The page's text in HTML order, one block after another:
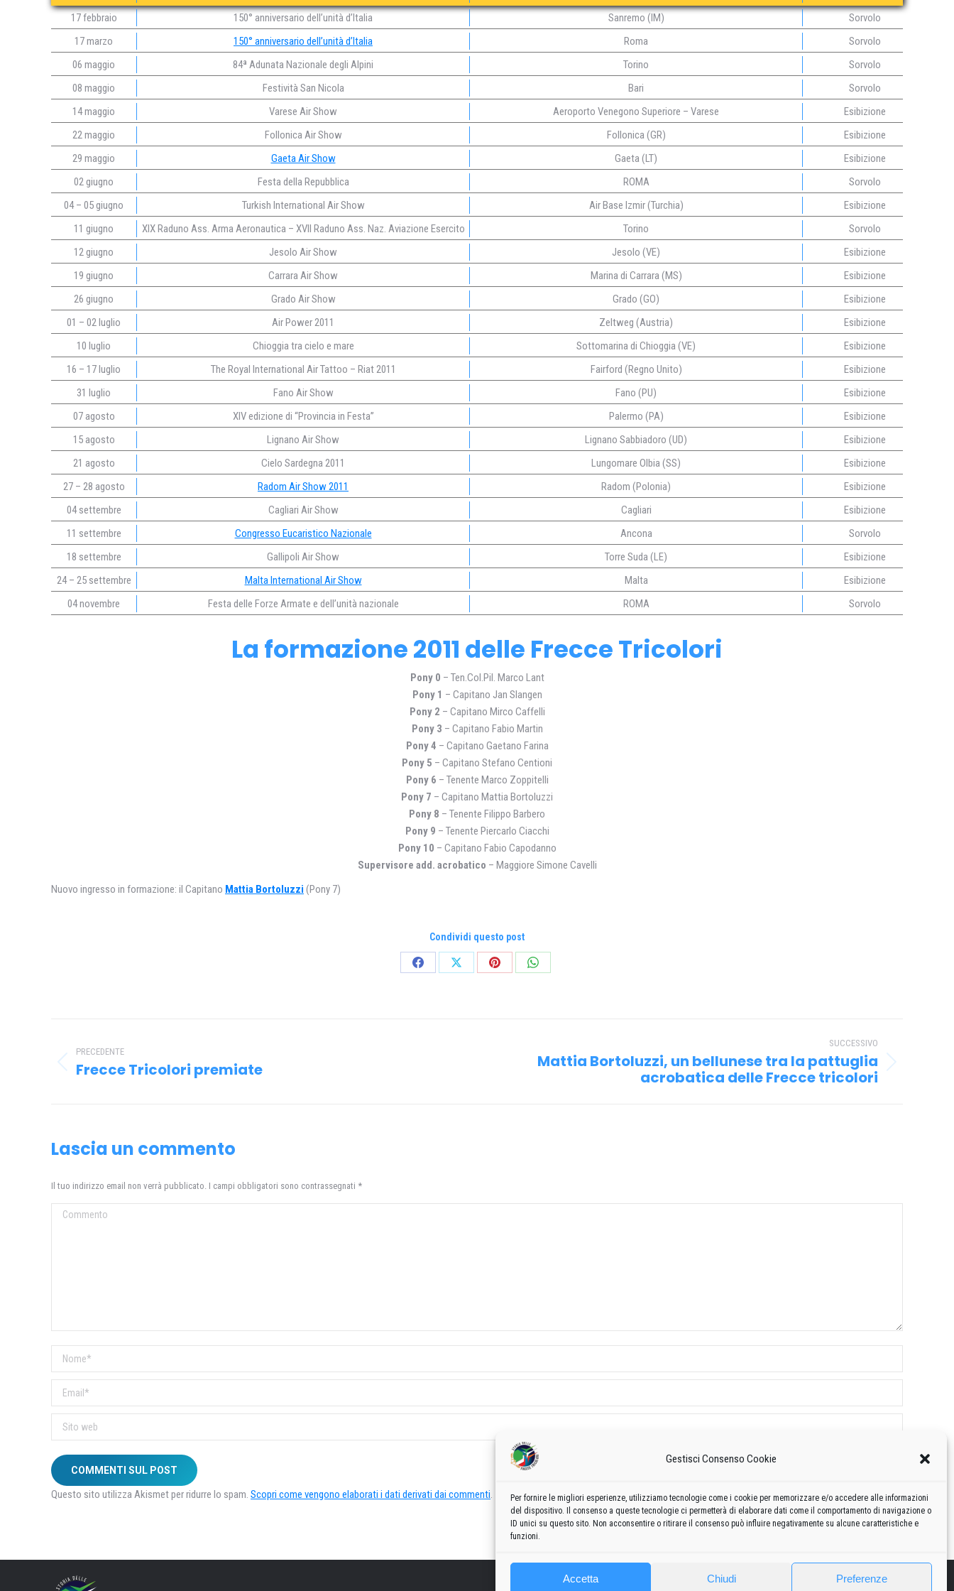
Gestisci Consenso Cookie
Per fornire le migliori esperienze, utilizziamo tecnologie come i cookie per memorizzare e/o accedere alle informazioni
del dispositivo. Il consenso a queste tecnologie ci permetterà di elaborare dati come il comportamento di navigazione o
ID unici su questo sito. Non acconsentire o ritirare il consenso può influire negativamente su alcune caratteristiche e
funzioni.
Accetta Chiudi Preferenze
17 febbraio
150° anniversario dell’unità d’Italia Sanremo (IM)
Sorvolo
17 marzo
150° anniversario dell’unità d’Italia Roma
Sorvolo
06 maggio
84ª Adunata Nazionale degli Alpini Torino
Sorvolo
08 maggio
Festività San Nicola Bari
Sorvolo
14 maggio
Varese Air Show Aeroporto Venegono Superiore – Varese
Esibizione
22 maggio
Follonica Air Show Follonica (GR)
Esibizione
29 maggio
Gaeta Air Show Gaeta (LT)
Esibizione
02 giugno
Festa della Repubblica ROMA
Sorvolo
04 – 05 giugno
Turkish International Air Show Air Base Izmir (Turchia)
Esibizione
11 giugno
XIX Raduno Ass. Arma Aeronautica – XVII Raduno Ass. Naz. Aviazione Esercito Torino
Sorvolo
12 giugno
Jesolo Air Show Jesolo (VE)
Esibizione
19 giugno
Carrara Air Show Marina di Carrara (MS)
Esibizione
26 giugno
Grado Air Show Grado (GO)
Esibizione
01 – 02 luglio
Air Power 2011 Zeltweg (Austria)
Esibizione
10 luglio
Chioggia tra cielo e mare Sottomarina di Chioggia (VE)
Esibizione
16 – 17 luglio
The Royal International Air Tattoo – Riat 2011 Fairford (Regno Unito)
Esibizione
31 luglio
Fano Air Show Fano (PU)
Esibizione
07 agosto
XIV edizione di “Provincia in Festa” Palermo (PA)
Esibizione
15 agosto
Lignano Air Show Lignano Sabbiadoro (UD)
Esibizione
21 agosto
Cielo Sardegna 2011 Lungomare Olbia (SS)
Esibizione
27 – 28 agosto
Radom Air Show 2011 Radom (Polonia)
Esibizione
04 settembre
Cagliari Air Show Cagliari
Esibizione
11 settembre
Congresso Eucaristico Nazionale Ancona
Sorvolo
18 settembre
Gallipoli Air Show Torre Suda (LE)
Esibizione
24 – 25 settembre
Malta International Air Show Malta
Esibizione
04 novembre
Festa delle Forze Armate e dell’unità nazionale ROMA Sorvolo
La formazione 2011 delle Frecce Tricolori
Pony 0 – Ten.Col.Pil. Marco Lant
Pony 1 – Capitano Jan Slangen
Pony 2 – Capitano Mirco Caffelli
Pony 3 – Capitano Fabio Martin
Pony 4 – Capitano Gaetano Farina
Pony 5 – Capitano Stefano Centioni
Pony 6 – Tenente Marco Zoppitelli
Pony 7 – Capitano Mattia Bortoluzzi
Pony 8 – Tenente Filippo Barbero
Pony 9 – Tenente Piercarlo Ciacchi
Pony 10 – Capitano Fabio Capodanno
Supervisore add. acrobatico – Maggiore Simone Cavelli
Nuovo ingresso in formazione: il Capitano Mattia Bortoluzzi (Pony 7)
Condividi questo post
CondividiCondividiCondividiCondividi
traPRECEDENTE
Post
Frecce Tricolori premiate
SUCCESSIVO
Mattia Bortoluzzi, un bellunese tra la pattuglia
acrobatica delle Frecce tricolori
Lascia un commento
Il tuo indirizzo email non verrà pubblicato. I campi obbligatori sono contrassegnati *
Commento
Nome *
Email *
Sito web
COMMENTI SUL POST
Questo sito utilizza Akismet per ridurre lo spam. Scopri come vengono elaborati i dati derivati dai commenti.